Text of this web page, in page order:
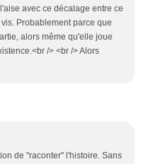
avec ce décalage entre ce
Probablement parce que
alors même qu'elle joue
/> <br /> Alors
de "raconter" l'histoire. Sans